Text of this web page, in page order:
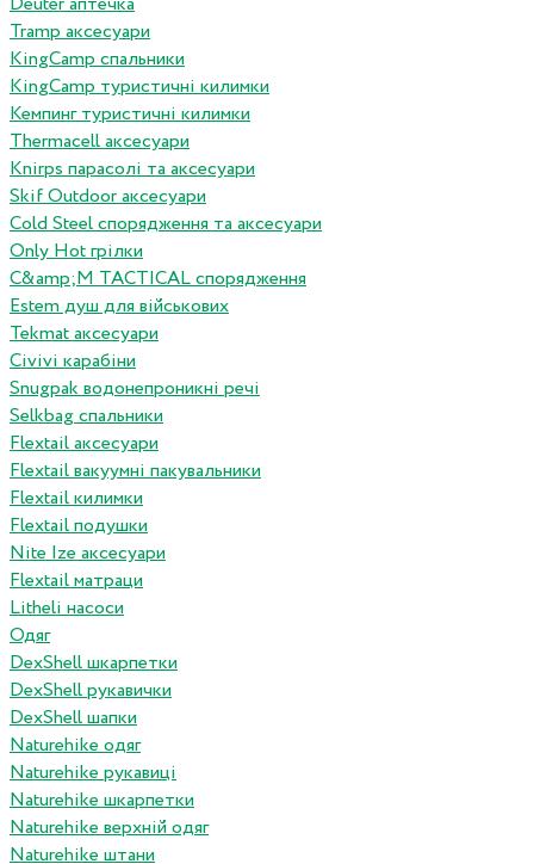
Tramp аксесуари
KingCamp спальники
KingCamp туристичні килимки
Кемпинг туристичні килимки
Thermacell аксесуари
Knirps парасолі та аксесуари
Skif Outdoor аксесуари
Cold Steel спорядження та аксесуари
Only Hot грілки
C&amp;M TACTICAL спорядження
Estem душ для військових
Tekmat аксесуари
Сivivi карабіни
Snugpak водонепроникні речі
Selkbag спальники
Flextail аксесуари
Flextail вакуумні пакувальники
Flextail килимки
Flextail подушки
Nite Ize аксесуари
Flextail матраци
Litheli насоси
Одяг
DexShell шкарпетки
DexShell рукавички
DexShell шапки
Naturehike одяг
Naturehike рукавиці
Naturehike шкарпетки
Naturehike верхній одяг
Naturehike штани